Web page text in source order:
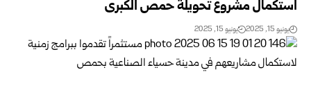
استكمال مشروع تحويلة حمص الكبرى
يونيو 15, 2025 يونيو 15, 2025